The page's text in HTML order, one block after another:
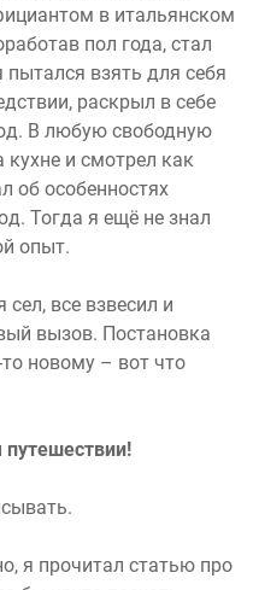
в итальянском
пол года, стал
взять для себя
раскрыл в себе
В любую свободную
кухне и смотрел как
об особенностях
Тогда я ещё не знал
опыт.
все взвесил и
вызов. Постановка
новому – вот что
путешествии!
я прочитал статью про